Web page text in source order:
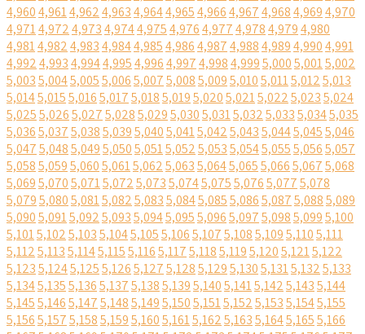
4,9604,9614,9624,9634,9644,9654,9664,9674,9684,9694,970
4,9714,9724,9734,9744,9754,9764,9774,9784,9794,980
4,9814,9824,9834,9844,9854,9864,9874,9884,9894,9904,991
4,9924,9934,9944,9954,9964,9974,9984,9995,0005,0015,002
5,0035,0045,0055,0065,0075,0085,0095,0105,0115,0125,013
5,0145,0155,0165,0175,0185,0195,0205,0215,0225,0235,024
5,0255,0265,0275,0285,0295,0305,0315,0325,0335,0345,035
5,0365,0375,0385,0395,0405,0415,0425,0435,0445,0455,046
5,0475,0485,0495,0505,0515,0525,0535,0545,0555,0565,057
5,0585,0595,0605,0615,0625,0635,0645,0655,0665,0675,068
5,0695,0705,0715,0725,0735,0745,0755,0765,0775,078
5,0795,0805,0815,0825,0835,0845,0855,0865,0875,0885,089
5,0905,0915,0925,0935,0945,0955,0965,0975,0985,0995,100
5,1015,1025,1035,1045,1055,1065,1075,1085,1095,1105,111
5,1125,1135,1145,1155,1165,1175,1185,1195,1205,1215,122
5,1235,1245,1255,1265,1275,1285,1295,1305,1315,1325,133
5,1345,1355,1365,1375,1385,1395,1405,1415,1425,1435,144
5,1455,1465,1475,1485,1495,1505,1515,1525,1535,1545,155
5,1565,1575,1585,1595,1605,1615,1625,1635,1645,1655,166